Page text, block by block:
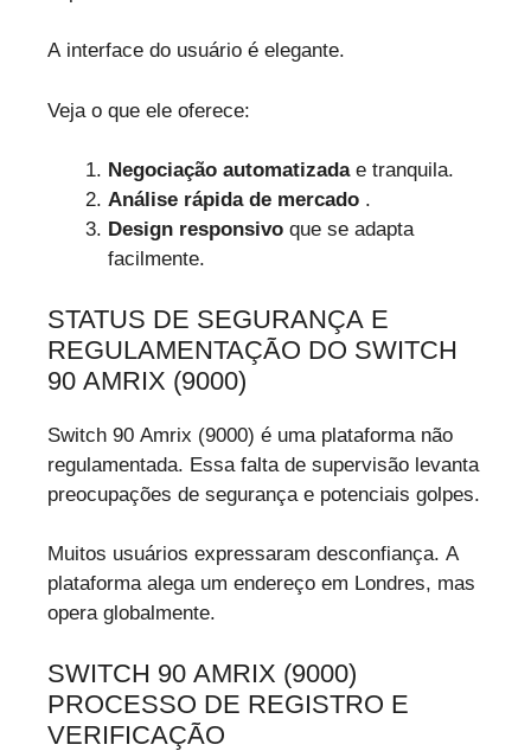
A interface do usuário é elegante.
Veja o que ele oferece:
Negociação automatizadae tranquila.
Análise rápida de mercado .
Design responsivo que se adapta
facilmente.
STATUS DE SEGURANÇA E
REGULAMENTAÇÃO DO SWITCH
90 AMRIX (9000)
Switch 90 Amrix (9000) é uma plataforma não
regulamentada. Essa falta de supervisão levanta
preocupações de segurança e potenciais golpes.
Muitos usuários expressaram desconfiança. A
plataforma alega um endereço em Londres, mas
opera globalmente.
SWITCH 90 AMRIX (9000)
PROCESSO DE REGISTRO E
VERIFICAÇÃO